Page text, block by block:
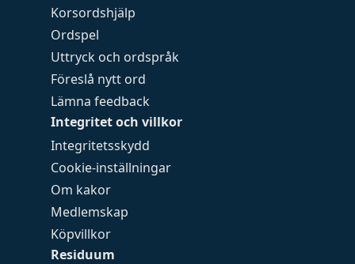
Korsordshjälp
Ordspel
Uttryck och ordspråk
Föreslå nytt ord
Lämna feedback
Integritet och villkor
Integritetsskydd
Cookie-inställningar
Om kakor
Medlemskap
Köpvillkor
Residuum